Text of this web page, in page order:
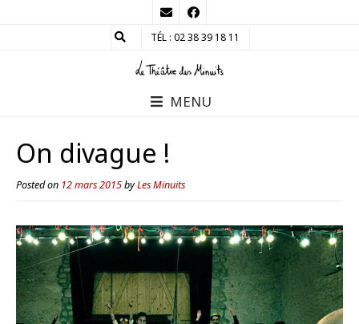
TÉL : 02 38 39 18 11
MENU
On divague !
Posted on 12 mars 2015byLes Minuits